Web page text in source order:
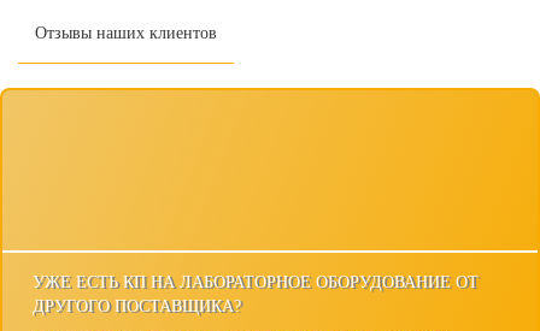
УЖЕ ЕСТЬ КП НА ЛАБОРАТОРНОЕ ОБОРУДОВАНИЕ ОТ
ДРУГОГО ПОСТАВЩИКА?
Отзывы наших клиентов